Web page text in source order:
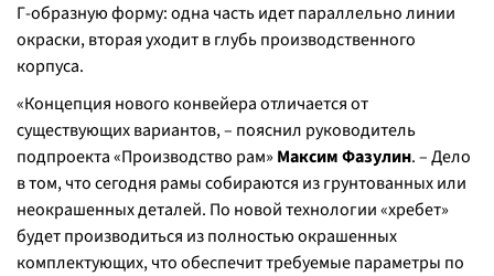
Г-образную форму: одна часть идет параллельно линии
окраски, вторая уходит в глубь производственного
корпуса.
«Концепция нового конвейера отличается от
существующих вариантов, – пояснил руководитель
подпроекта «Производство рам» Максим Фазулин. –Дело
в том, что сегодня рамы собираются из грунтованных или
неокрашенных деталей. По новой технологии «хребет»
будет производиться из полностью окрашенных
комплектующих, что обеспечит требуемые параметры по